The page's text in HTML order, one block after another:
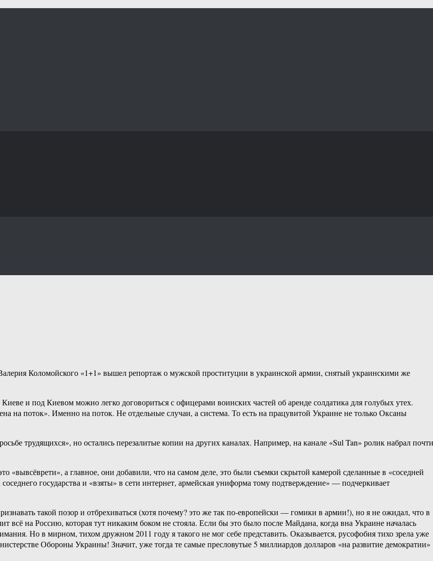
Коломойского «1+1» вышел репортаж о мужской проституции в украинской армии, снятый украинскими же
и под Киевом можно легко договориться с офицерами воинских частей об аренде солдатика для голубых утех.
на поток». Именно на поток. Не отдельные случаи, а система. То есть на працувитой Украине не только Оксаны
трудящихся», но остались перезалитые копии на других каналах. Например, на канале «Sul Tan» ролик набрал почти
а главное, они добавили, что на самом деле, это были съемки скрытой камерой сделанные в «соседней
государства и «взяты» в сети интернет, армейская униформа тому подтверждение» — подчеркивает
такой позор и отбрехиваться (хотя почему? это же так по-европейски — гомики в армии!), но я не ожидал, что в
на Россию, которая тут никаким боком не стояла. Если бы это было после Майдана, когда вна Украине началась
Но в мирном, тихом дружном 2011 году я такого не мог себе представить. Оказывается, русофобия тихо зрела уже
Обороны Украины! Значит, уже тогда те самые пресловутые 5 миллиардов долларов «на развитие демократии»